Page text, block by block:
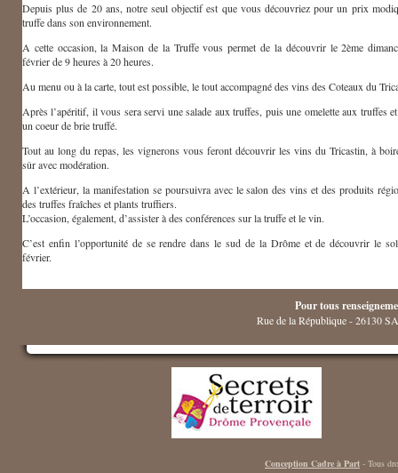
Depuis plus de 20 ans, notre seul objectif est que vous découvriez pour un prix
truffe dans son environnement.
A cette occasion, la Maison de la Truffe vous permet de la découvrir le 2ème
février de 9 heures à 20 heures.
Au menu ou à la carte, tout est possible, le tout accompagné des vins des Coteaux du
Après l’apéritif, il vous sera servi une salade aux truffes, puis une omelette aux truffes
un coeur de brie truffé.
Tout au long du repas, les vignerons vous feront découvrir les vins du Tricastin, à
sûr avec modération.
A l’extérieur, la manifestation se poursuivra avec le salon des vins et des produits
des truffes fraîches et plants truffiers.
L’occasion, également, d’assister à des conférences sur la truffe et le vin.
C’est enfin l’opportunité de se rendre dans le sud de la Drôme et de découvrir le
février.
Pour tous
Rue de la République - 26130
Conception Cadre à Part - Tous